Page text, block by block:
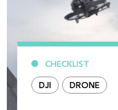
CHECKLIST
DJI DRONE